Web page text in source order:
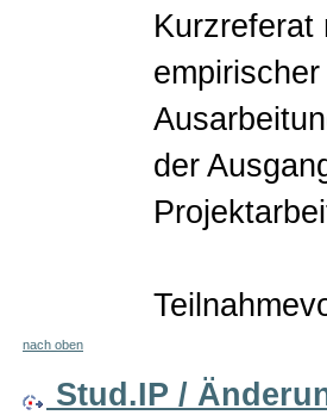
Kurzreferat
der
nach oben
Stud.IP /